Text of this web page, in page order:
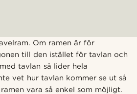
Om ramen är för
till den istället för tavlan och
tavlan så lider hela
vet hur tavlan kommer se ut så
vara så enkel som möjligt.